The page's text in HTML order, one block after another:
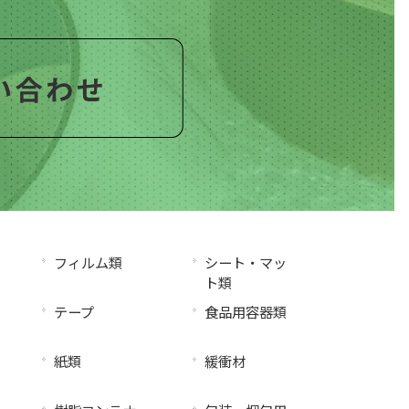
フィルム類
シート・マッ
ト類
テープ
食品用容器類
紙類 緩衝材